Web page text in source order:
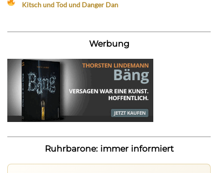
Kitsch und Tod und Danger Dan
Werbung
Ruhrbarone: immer informiert